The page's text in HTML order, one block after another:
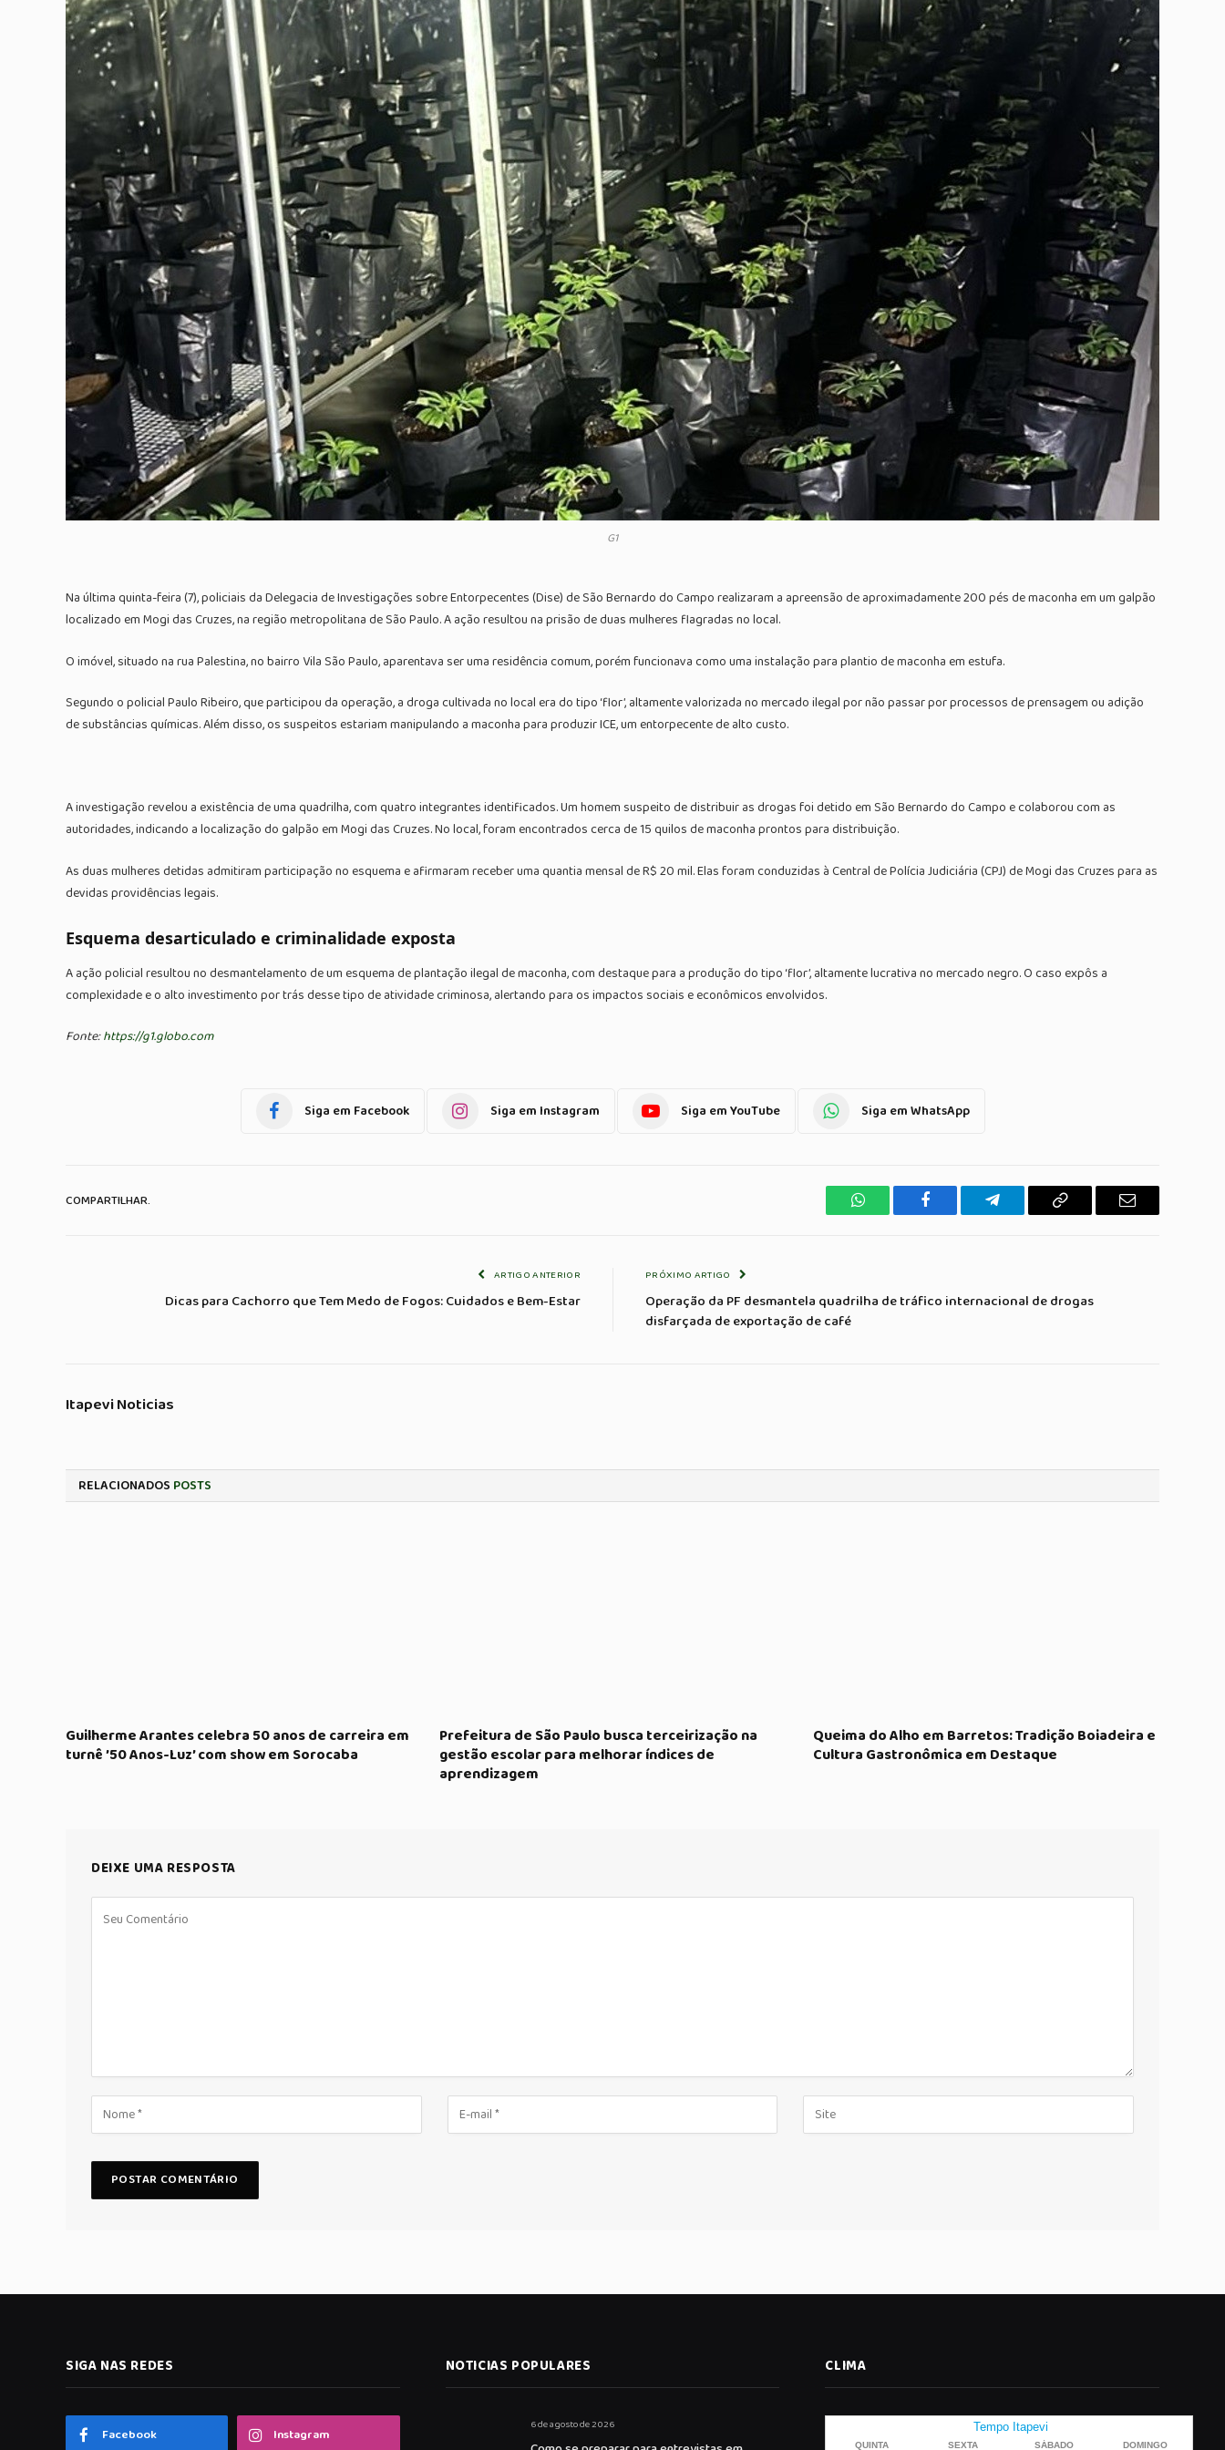
G1
Na última quinta-feira (7), policiais da Delegacia de Investigações sobre Entorpecentes (Dise) de São Bernardo do Campo realizaram a apreensão de aproximadamente 200 pés de maconha em um galpão
localizado em Mogi das Cruzes, na região metropolitana de São Paulo. A ação resultou na prisão de duas mulheres flagradas no local.
O imóvel, situado na rua Palestina, no bairro Vila São Paulo, aparentava ser uma residência comum, porém funcionava como uma instalação para plantio de maconha em estufa.
Segundo o policial Paulo Ribeiro, que participou da operação, a droga cultivada no local era do tipo ‘flor’, altamente valorizada no mercado ilegal por não passar por processos de prensagem ou adição
de substâncias químicas. Além disso, os suspeitos estariam manipulando a maconha para produzir ICE, um entorpecente de alto custo.
A investigação revelou a existência de uma quadrilha, com quatro integrantes identificados. Um homem suspeito de distribuir as drogas foi detido em São Bernardo do Campo e colaborou com as
autoridades, indicando a localização do galpão em Mogi das Cruzes. No local, foram encontrados cerca de 15 quilos de maconha prontos para distribuição.
As duas mulheres detidas admitiram participação no esquema e afirmaram receber uma quantia mensal de R$ 20 mil. Elas foram conduzidas à Central de Polícia Judiciária (CPJ) de Mogi das Cruzes para as
devidas providências legais.
Esquema desarticulado e criminalidade exposta
A ação policial resultou no desmantelamento de um esquema de plantação ilegal de maconha, com destaque para a produção do tipo ‘flor’, altamente lucrativa no mercado negro. O caso expôs a
complexidade e o alto investimento por trás desse tipo de atividade criminosa, alertando para os impactos sociais e econômicos envolvidos.
Fonte:https://g1.globo.com
Siga em Facebook Siga em Instagram Siga em YouTube Siga em WhatsApp
COMPARTILHAR.
WhatsAppFacebook TelegramaCopiar
E-
ARTIGO ANTERIOR
Dicas para Cachorro que Tem Medo de Fogos: Cuidados e Bem-Estar
PRÓXIMO ARTIGO
Operação da PF desmantela quadrilha de tráfico internacional de drogas
disfarçada de exportação de café
Itapevi Noticias
RELACIONADOS POSTS
Guilherme Arantes celebra 50 anos de carreira em
turnê ’50 Anos-Luz’ com show em Sorocaba
Prefeitura de São Paulo busca terceirização na
gestão escolar para melhorar índices de
aprendizagem
Queima do Alho em Barretos: Tradição Boiadeira e
Cultura Gastronômica em Destaque
DEIXE UMA RESPOSTA
SIGA NAS REDES
Facebook Instagram
NOTICIAS POPULARES
6 de agosto de 2026
CLIMA